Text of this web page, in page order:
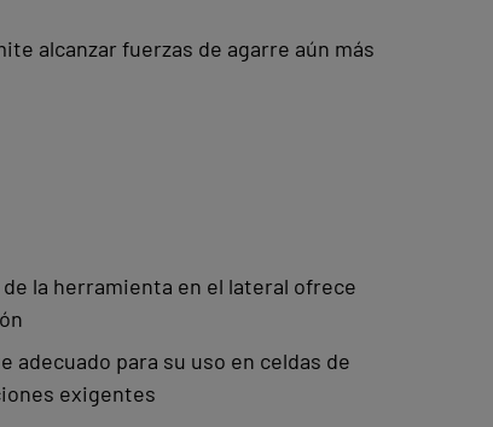
alcanzar fuerzas de agarre aún más
la herramienta en el lateral ofrece
para su uso en celdas de
exigentes